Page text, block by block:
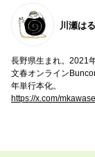
川瀬はる
長野県生まれ。2021
文春オンライン
年単行本化。
https://x.com/